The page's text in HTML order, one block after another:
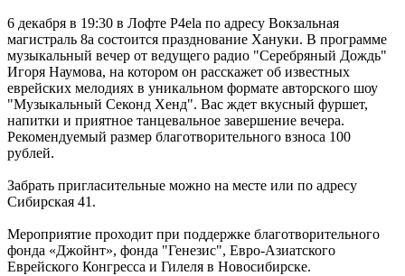
6 декабря в 19:30 в Лофте P4ela по адресу Вокзальная
магистраль 8а состоится празднование Хануки. В программе
музыкальный вечер от ведущего радио "Серебряный Дождь"
Игоря Наумова, на котором он расскажет об известных
еврейских мелодиях в уникальном формате авторского шоу
"Музыкальный Секонд Хенд". Вас ждет вкусный фуршет,
напитки и приятное танцевальное завершение вечера.
Рекомендуемый размер благотворительного взноса 100
рублей.
Забрать пригласительные можно на месте или по адресу
Сибирская 41.
Мероприятие проходит при поддержке благотворительного
фонда «Джойнт», фонда "Генезис", Евро-Азиатского
Еврейского Конгресса и Гилеля в Новосибирске.